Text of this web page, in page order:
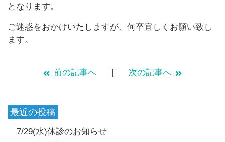
となります。
ご迷惑をおかけいたしますが、何卒宜しくお願い致し
ます。
前の記事へ 次の記事へ
最近の投稿
7/29(水)休診のお知らせ